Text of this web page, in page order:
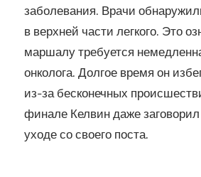
заболевания. Врачи
в верхней части легкого. Это
маршалу требуется
онколога. Долгое время он
из-за бесконечных
финале Келвин даже
уходе со своего поста.